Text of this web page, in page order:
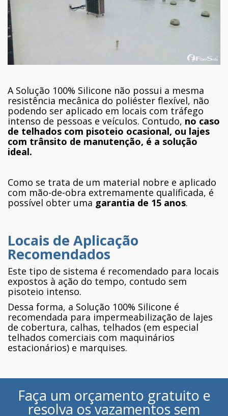
A Solução 100% Silicone não possui a mesma
resistência mecânica do poliéster flexível, não
podendo ser aplicado em locais com tráfego
intenso de pessoas e veículos. Contudo, no caso
de telhados com pisoteio ocasional, ou lajes
com trânsito de manutenção, é a solução
ideal.
Como se trata de um material nobre e aplicado
com mão-de-obra extremamente qualificada, é
possível obter uma garantia de 15 anos.
Locais de Aplicação
Recomendados
Este tipo de sistema é recomendado para locais
expostos à ação do tempo, contudo sem
pisoteio intenso.
Dessa forma, a Solução 100% Silicone é
recomendada para impermeabilização de lajes
de cobertura, calhas, telhados (em especial
telhados comerciais com maquinários
estacionários) e marquises.
Faça um orçamento gratuito e
resolva os vazamentos sem